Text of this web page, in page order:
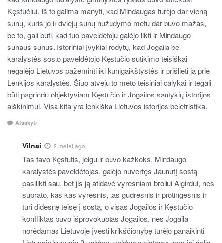
Kęstučiui. Iš to galima manyti, kad Mindaugas turėjo dar vieną
sūnų, kuris jo ir dviejų sūnų nužudymo metu dar buvo mažas,
be to, gali būti, kad tuo paveldėtoju galėjo likti ir Mindaugo
sūnaus sūnus. Istoriniai įvykiai rodytų, kad Jogaila be
karalystės sosto paveldėtojo Kęstučio sutikimo teisiškai
negalėjo Lietuvos pažeminti iki kunigaikštystės ir prišlieti ją prie
Lenkijos karalystės. Šiuo atveju to meto teisiniai dalykai ir tegali
būti pagrindu objektyviam Kęstučio ir Jogailos santykių istorijos
aiškinimui. Visa kita yra lenkiška Lietuvos istorijos beletristika.
Atsakyti
Vilnai 9 metai ago
Tas tavo Kęstutis, jeigu ir buvo kažkoks, Mindaugo
karalystės paveldėtojas, galėjo nuvertęs Jaunutį sostą
pasilikti sau, bet jis ją atidavė vyresniam broliui Algirdui, nes
suprato, kas kas vyresnis, tas gudresnis ir protingesnis ir
turi didesnę teisę į sostą, o visas Jogailos ir Kęstučio
konfliktas buvo išprovokuotas Jogailos, nes Jogaila
norėdamas Lietuvoje įvesti krikščionybę turėjo panaikinti